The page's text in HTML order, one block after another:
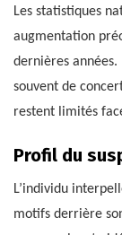
Les statistiques
augmentation
dernières
souvent de
restent limités
Profil du
L’individu
motifs derrière